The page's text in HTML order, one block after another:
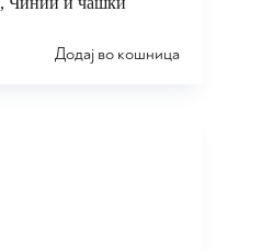
Додај во кошница